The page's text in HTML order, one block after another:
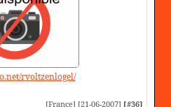
rvoltzenlogel/
[France] [21-06-2007] [#36]